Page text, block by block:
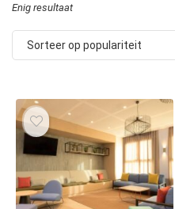
Enig resultaat
Sorteer op populariteit